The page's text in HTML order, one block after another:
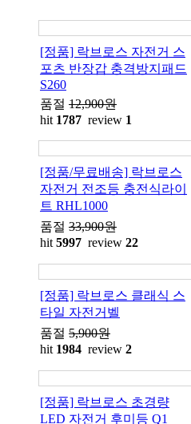
[정품] 락브로스 자전거 스
포츠 반장갑 충격방지패드
S260
품절 12,900원
hit 1787 review 1
[정품/무료배송] 락브로스
자전거 전조등 충전식라이
트 RHL1000
품절 33,900원
hit5997 review 22
[정품] 락브로스 클래식 스
타일 자전거벨
품절 5,900원
hit 1984 review 2
[정품] 락브로스 초경량
LED 자전거 후미등 Q1